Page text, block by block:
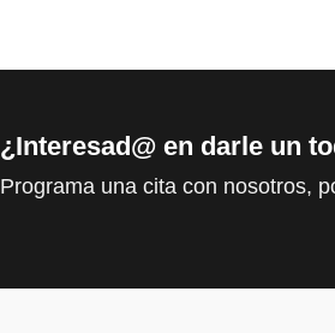
¿Interesad@ en darle un
Programa una cita con nosotros,